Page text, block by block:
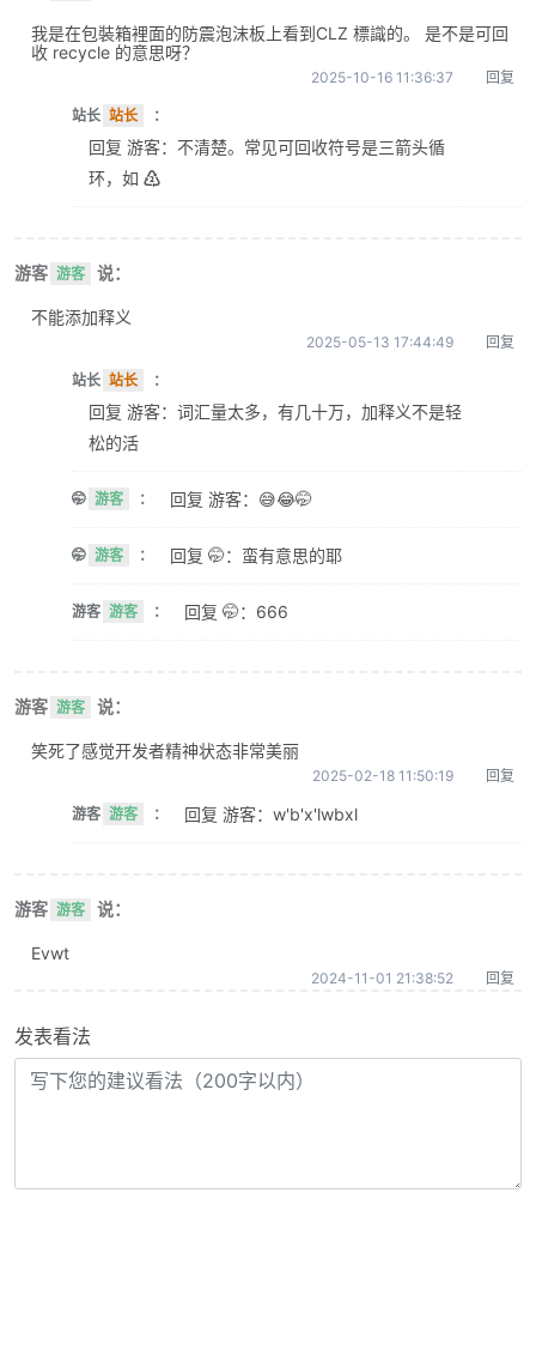
我是在包裝箱裡面的防震泡沫板上看到CLZ 標識的。 是不是可回
收 recycle 的意思呀？
2025-10-16 11:36:37 回复
站长 站长 ：
回复 游客：不清楚。常见可回收符号是三箭头循
环，如 ♴
游客 游客 说：
不能添加释义
2025-05-13 17:44:49 回复
站长 站长 ：
回复 游客：词汇量太多，有几十万，加释义不是轻
松的活
🤭 游客 ： 回复 游客：😅😂🤭
🤭 游客 ： 回复 🤭：蛮有意思的耶
游客 游客 ： 回复 🤭：666
游客 游客 说：
笑死了感觉开发者精神状态非常美丽
2025-02-18 11:50:19 回复
游客 游客 ： 回复 游客：w'b'x'lwbxl
游客 游客 说：
Evwt
2024-11-01 21:38:52 回复
发表看法